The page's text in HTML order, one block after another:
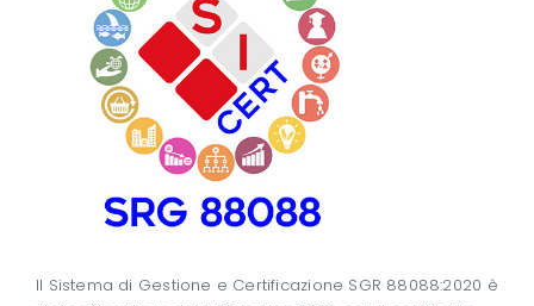
Il Sistema di Gestione e Certificazione SGR 88088:2020 è